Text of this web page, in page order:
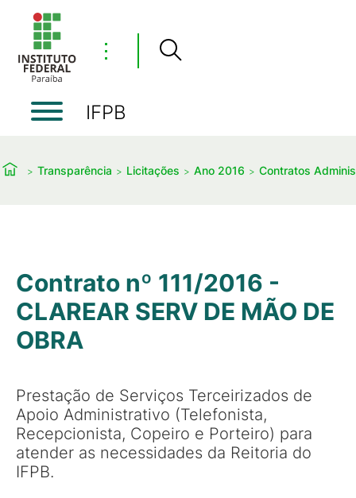
⋮
IFPB
Transparência Licitações Ano 2016 Contratos
Contrato nº 111/2016 -
CLAREAR SERV DE MÃO DE
OBRA
Prestação de Serviços Terceirizados de
Apoio Administrativo (Telefonista,
Recepcionista, Copeiro e Porteiro) para
atender as necessidades da Reitoria do
IFPB.